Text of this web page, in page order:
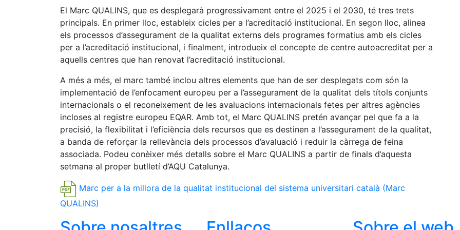
El Marc QUALINS, que es desplegarà progressivament entre el 2025 i el 2030, té tres trets
principals. En primer lloc, estableix cicles per a l’acreditació institucional. En segon lloc, alinea
els processos d’assegurament de la qualitat externs dels programes formatius amb els cicles
per a l’acreditació institucional, i finalment, introdueix el concepte de centre autoacreditat per a
aquells centres que han renovat l’acreditació institucional.
A més a més, el marc també inclou altres elements que han de ser desplegats com són la
implementació de l’enfocament europeu per a l’assegurament de la qualitat dels títols conjunts
internacionals o el reconeixement de les avaluacions internacionals fetes per altres agències
incloses al registre europeu EQAR. Amb tot, el Marc QUALINS pretén avançar pel que fa a la
precisió, la flexibilitat i l’eficiència dels recursos que es destinen a l’assegurament de la qualitat,
a banda de reforçar la rellevància dels processos d’avaluació i reduir la càrrega de feina
associada. Podeu conèixer més detalls sobre el Marc QUALINS a partir de finals d’aquesta
setmana al proper butlletí d’AQU Catalunya.
Marc per a la millora de la qualitat institucional del sistema universitari català (Marc
QUALINS)